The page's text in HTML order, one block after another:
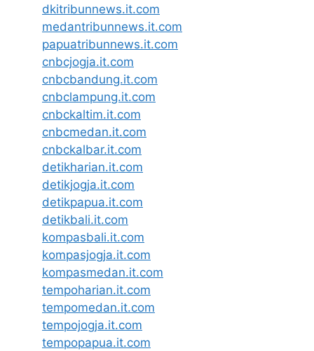
dkitribunnews.it.com
medantribunnews.it.com
papuatribunnews.it.com
cnbcjogja.it.com
cnbcbandung.it.com
cnbclampung.it.com
cnbckaltim.it.com
cnbcmedan.it.com
cnbckalbar.it.com
detikharian.it.com
detikjogja.it.com
detikpapua.it.com
detikbali.it.com
kompasbali.it.com
kompasjogja.it.com
kompasmedan.it.com
tempoharian.it.com
tempomedan.it.com
tempojogja.it.com
tempopapua.it.com